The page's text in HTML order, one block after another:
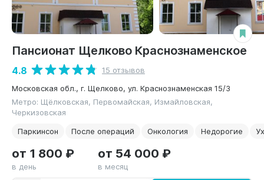
Пансионат Щелково Краснознаменское
4.8
15 отзывов
Московская обл., г. Щелково, ул. Краснознаменская 15/3
Метро: Щёлковская, Первомайская, Измайловская,
Черкизовская
Паркинсон
После операций Онкология Недорогие
от 1 800 ₽
в день
от 54 000 ₽
в месяц